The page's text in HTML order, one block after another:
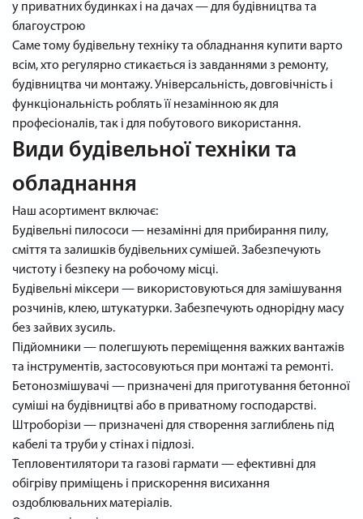
у приватних будинках і на дачах — для будівництва та
благоустрою
Саме тому будівельну техніку та обладнання купити варто
всім, хто регулярно стикається із завданнями з ремонту,
будівництва чи монтажу. Універсальність, довговічність і
функціональність роблять її незамінною як для
професіоналів, так і для побутового використання.
Види будівельної техніки та
обладнання
Наш асортимент включає:
Будівельні пилососи — незамінні для прибирання пилу,
сміття та залишків будівельних сумішей. Забезпечують
чистоту і безпеку на робочому місці.
Будівельні міксери — використовуються для замішування
розчинів, клею, штукатурки. Забезпечують однорідну масу
без зайвих зусиль.
Підйомники — полегшують переміщення важких вантажів
та інструментів, застосовуються при монтажі та ремонті.
Бетонозмішувачі — призначені для приготування бетонної
суміші на будівництві або в приватному господарстві.
Штроборізи — призначені для створення заглиблень під
кабелі та труби у стінах і підлозі.
Тепловентилятори та газові гармати — ефективні для
обігріву приміщень і прискорення висихання
оздоблювальних матеріалів.